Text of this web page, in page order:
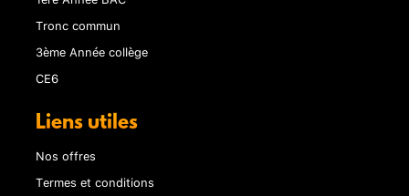
Tronc commun
3ème Année collège
CE6
Liens utiles
Nos offres
Termes et conditions